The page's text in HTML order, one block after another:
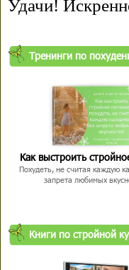
Удачи!
Тренинги по
Как выстроить
Похудеть, не считая каждую
запрета любимых
Книги по стройной